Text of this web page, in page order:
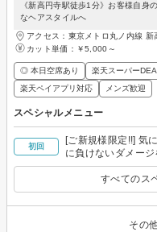
《新高円寺駅徒歩1分》お客様自
なヘアスタイルへ
アクセス：東京メトロ丸ノ内線
カット単価： ￥5,000～
◎ 本日空席あり 楽天スーパー
楽天ペイアプリ対応
メンズ歓迎
スペシャルメニュー
初回
[ご新規様限定!!] 気
に負けないダメージ
すべてのス
その